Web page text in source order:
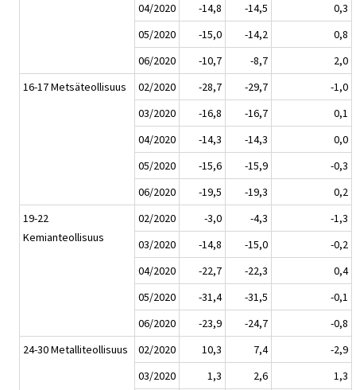
04/2020
-14,8 -14,5
0,3
05/2020
-15,0 -14,2
0,8
06/2020
-10,7 -8,7
2,0
16-17 Metsäteollisuus
02/2020 -28,7 -29,7
-1,0
03/2020
-16,8 -16,7
0,1
04/2020
-14,3 -14,3
0,0
05/2020
-15,6 -15,9
-0,3
06/2020
-19,5 -19,3
0,2
19-22
Kemianteollisuus
02/2020 -3,0 -4,3
-1,3
03/2020
-14,8 -15,0
-0,2
04/2020
-22,7 -22,3
0,4
05/2020
-31,4 -31,5
-0,1
06/2020
-23,9 -24,7
-0,8
24-30 Metalliteollisuus
02/2020 10,3 7,4
-2,9
03/2020
1,3 2,6
1,3